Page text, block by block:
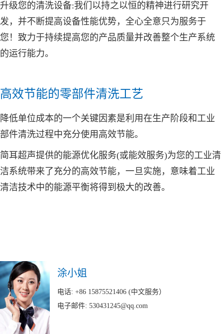
升级您的清洗设备:我们以持之以恒的精神进行研究开
发，并不断提高设备性能优势，全心全意只为服务于
您！致力于持续提高您的产品质量并改善整个生产系统
的运行能力。
高效节能的零部件清洗工艺
降低单位成本的一个关键因素是利用在生产阶段和工业
部件清洗过程中充分使用高效节能。
简耳超声提供的能源优化服务(或能效服务)为您的工业清
洁系统带来了充分的高效节能，一旦实施，意味着工业
清洁技术中的能源平衡将得到极大的改善。
涂小姐
电话: +86 15875521406 (中文服务）
电子邮件: 530431245@qq.com